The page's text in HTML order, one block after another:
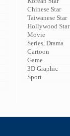
Chinese Star
Taiwanese Star
Hollywood Star
Movie
Series, Drama
Cartoon
Game
3D Graphic
Sport